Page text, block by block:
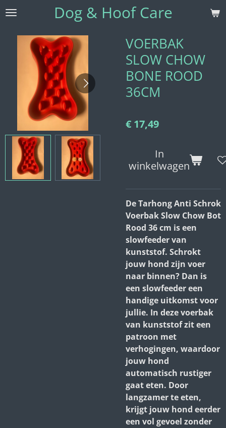
Ga
naar
hoofdinhoud
Dog & Hoof Care
VOERBAK
SLOW CHOW
BONE ROOD
36CM
€ 17,49
In
winkelwagen
De Tarhong Anti Schrok
Voerbak Slow Chow Bot
Rood 36 cm is een
slowfeeder van
kunststof. Schrokt
jouw hond zijn voer
naar binnen? Dan is
een slowfeeder een
handige uitkomst voor
jullie. In deze voerbak
van kunststof zit een
patroon met
verhogingen, waardoor
jouw hond
automatisch rustiger
gaat eten. Door
langzamer te eten,
krijgt jouw hond eerder
een vol gevoel zonder